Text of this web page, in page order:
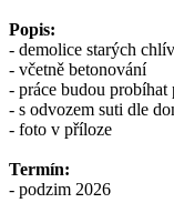
Popis:
- demolice starých
- včetně betonování
- práce budou probíhat
- s odvozem suti dle
- foto v příloze
Termín:
- podzim 2026